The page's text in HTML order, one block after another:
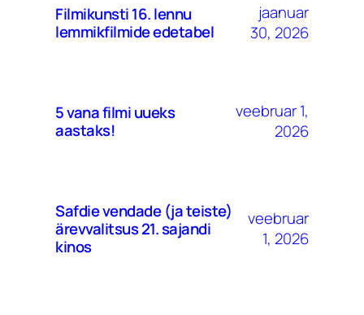
Filmikunsti 16. lennu
lemmikfilmide edetabel
jaanuar
30, 2026
5 vana filmi uueks
aastaks!
veebruar 1,
2026
Safdie vendade (ja teiste)
ärevvalitsus 21. sajandi
kinos
veebruar
1, 2026